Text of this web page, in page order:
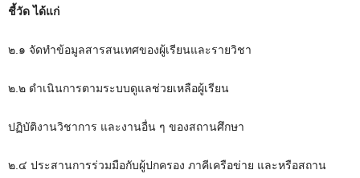
ชี้วัด ได้แก่
๒.๑ จัดทำข้อมูลสารสนเทศของผู้เรียนและรายวิชา
๒.๒ ดำเนินการตามระบบดูแลช่วยเหลือผู้เรียน
ปฏิบัติงานวิชาการ และงานอื่น ๆ ของสถานศึกษา
๒.๔ ประสานการร่วมมือกับผู้ปกครอง ภาคีเครือข่าย และหรือสถาน